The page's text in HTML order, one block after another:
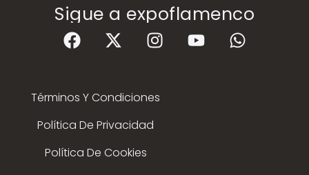
Sigue a expoflamenco
Términos Y Condiciones
Política De Privacidad
Política De Cookies